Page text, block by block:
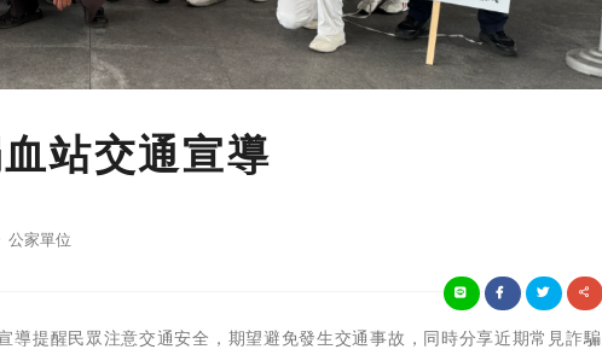
站交通宣導
公家單位
導提醒民眾注意交通安全，期望避免發生交通事故，同時分享近期常見詐騙